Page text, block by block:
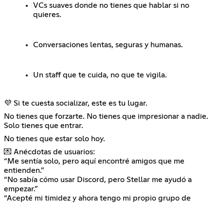
VCs suaves donde no tienes que hablar si no
quieres.
Conversaciones lentas, seguras y humanas.
Un staff que te cuida, no que te vigila.
💜 Si te cuesta socializar, este es tu lugar.
No tienes que forzarte. No tienes que impresionar a nadie.
Solo tienes que entrar.
No tienes que estar solo hoy.
💌 Anécdotas de usuarios:
“Me sentía solo, pero aquí encontré amigos que me
entienden.”
“No sabía cómo usar Discord, pero Stellar me ayudó a
empezar.”
“Acepté mi timidez y ahora tengo mi propio grupo de